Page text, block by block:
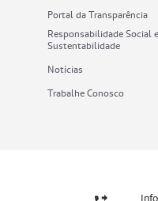
Portal da Transparência
Responsabilidade Social e
Sustentabilidade
Notícias
Trabalhe Conosco